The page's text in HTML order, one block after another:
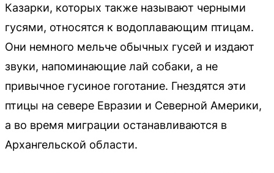
Казарки, которых также называют черными
гусями, относятся к водоплавающим птицам.
Они немного мельче обычных гусей и издают
звуки, напоминающие лай собаки, а не
привычное гусиное гоготание. Гнездятся эти
птицы на севере Евразии и Северной Америки,
а во время миграции останавливаются в
Архангельской области.